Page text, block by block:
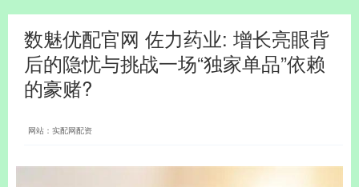
数魅优配官网 佐力药业: 增长亮眼背
后的隐忧与挑战一场“独家单品”依赖
的豪赌?
网站：实配网配资